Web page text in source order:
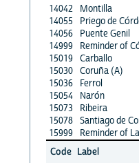
14042
Montilla
14055
Priego de
14056
Puente Genil
14999
Reminder of
15019 Carballo
15030 Coruña (A)
15036
Ferrol
15054
Narón
15073
Ribeira
15078 Santiago de
15999
Reminder of
Code Label